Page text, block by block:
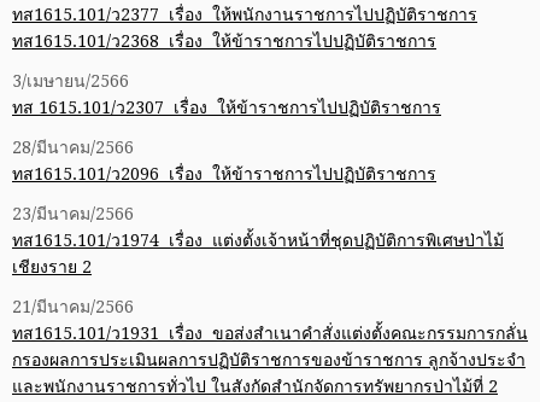
ทส1615.101/ว2377 เรื่อง ให้พนักงานราชการไปปฏิบัติราชการ
ทส1615.101/ว2368 เรื่อง ให้ข้าราชการไปปฏิบัติราชการ
3/เมษายน/2566
ทส 1615.101/ว2307 เรื่อง ให้ข้าราชการไปปฏิบัติราชการ
28/มีนาคม/2566
ทส1615.101/ว2096 เรื่อง ให้ข้าราชการไปปฏิบัติราชการ
23/มีนาคม/2566
ทส1615.101/ว1974 เรื่อง แต่งตั้งเจ้าหน้าที่ชุดปฏิบัติการพิเศษป่าไม้
เชียงราย 2
21/มีนาคม/2566
ทส1615.101/ว1931 เรื่อง ขอส่งสำเนาคำสั่งแต่งตั้งคณะกรรมการกลั่น
กรองผลการประเมินผลการปฏิบัติราชการของข้าราชการ ลูกจ้างประจำ
และพนักงานราชการทั่วไป ในสังกัดสำนักจัดการทรัพยากรป่าไม้ที่ 2